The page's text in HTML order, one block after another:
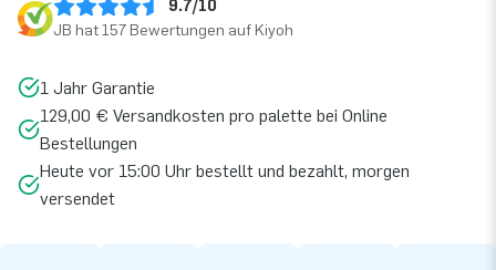
9.7/10
JB hat 157 Bewertungen auf Kiyoh
1 Jahr Garantie
129,00 € Versandkosten pro palette bei Online
Bestellungen
Heute vor 15:00 Uhr bestellt und bezahlt, morgen
versendet